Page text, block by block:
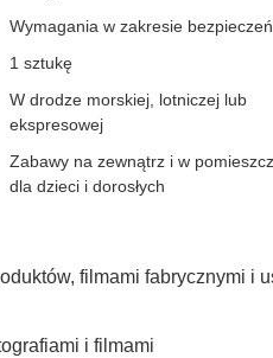
Wymagania w zakresie
1 sztukę
W drodze morskiej, lotniczej lub
ekspresowej
Zabawy na zewnątrz i w
dla dzieci i dorosłych
filmami fabrycznymi i
i filmami